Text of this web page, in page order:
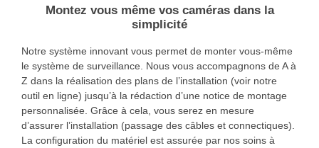
Montez vous même vos caméras dans la
simplicité
Notre système innovant vous permet de monter vous-même
le système de surveillance. Nous vous accompagnons de A à
Z dans la réalisation des plans de l’installation (voir notre
outil en ligne) jusqu’à la rédaction d’une notice de montage
personnalisée. Grâce à cela, vous serez en mesure
d’assurer l’installation (passage des câbles et connectiques).
La configuration du matériel est assurée par nos soins à